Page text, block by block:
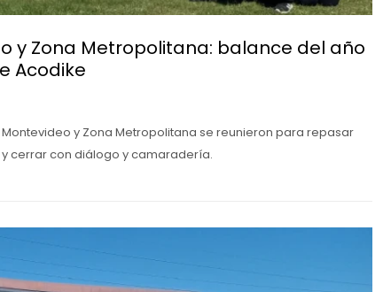
y Zona Metropolitana: balance del año
Acodike
y Zona Metropolitana se reunieron para repasar
cerrar con diálogo y camaradería.